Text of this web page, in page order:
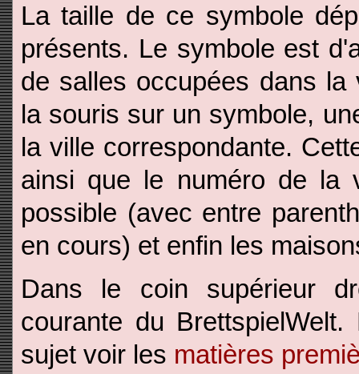
La taille de ce symbole
présents. Le symbole est
de salles occupées dans la
la souris sur un symbole,
la ville correspondante.
ainsi que le numéro de la
possible (avec entre
en cours) et enfin les
Dans le coin supérieur
courante du
sujet voir les matières